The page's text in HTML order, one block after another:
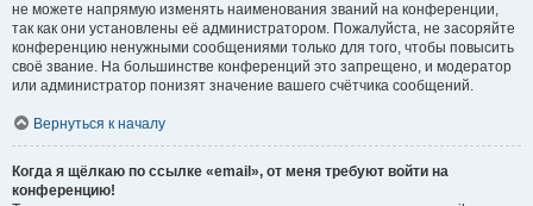
не можете напрямую изменять наименования званий на конференции,
так как они установлены её администратором. Пожалуйста, не засоряйте
конференцию ненужными сообщениями только для того, чтобы повысить
своё звание. На большинстве конференций это запрещено, и модератор
или администратор понизят значение вашего счётчика сообщений.
Вернуться к началу
Когда я щёлкаю по ссылке «email», от меня требуют войти на
конференцию!